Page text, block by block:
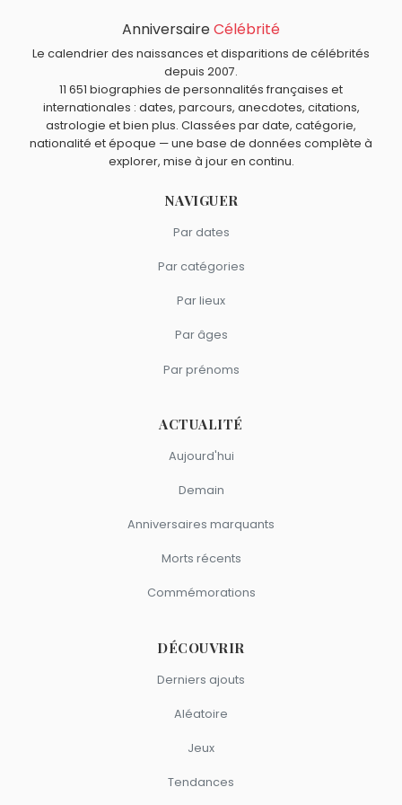
Eero Saarinen Jacques Cartier
Quels écrivains français sont nés en 1885 comme
Sacha GuitryetRoland Dorgelès
nés en 1885.
Quels écrivains français sont du signe Balance comme
François Mauriac ?
Arthur Rimbaud,Denis Diderot,Louis Aragon,Alain Soral
etAlain-Fourniersont du signe Balance.
AnniversaireCélébrité
Le calendrier des naissances et disparitions de célébrités
depuis 2007.
11 651 biographies de personnalités françaises et
internationales : dates, parcours, anecdotes, citations,
astrologie et bien plus. Classées par date, catégorie,
nationalité et époque — une base de données complète à
explorer, mise à jour en continu.
NAVIGUER
Par dates
Par catégories
Par lieux
Par âges
Par prénoms
ACTUALITÉ
Aujourd'hui
Demain
Anniversaires marquants
Morts récents
Commémorations
DÉCOUVRIR
Derniers ajouts
Aléatoire
Jeux
Tendances